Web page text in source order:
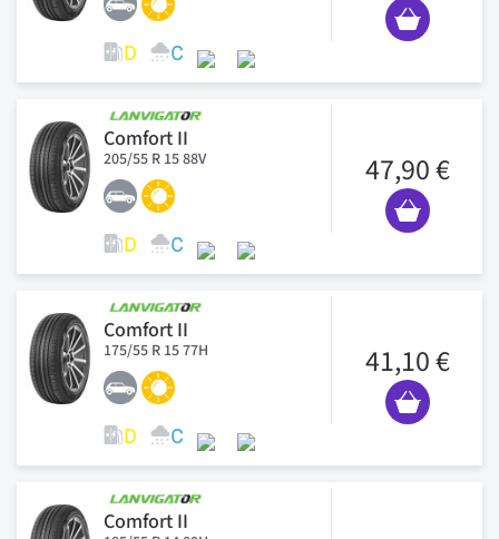
Comfort II
205/55 R 15 88V 47,90 €
Comfort II
175/55 R 15 77H 41,10 €
Comfort II